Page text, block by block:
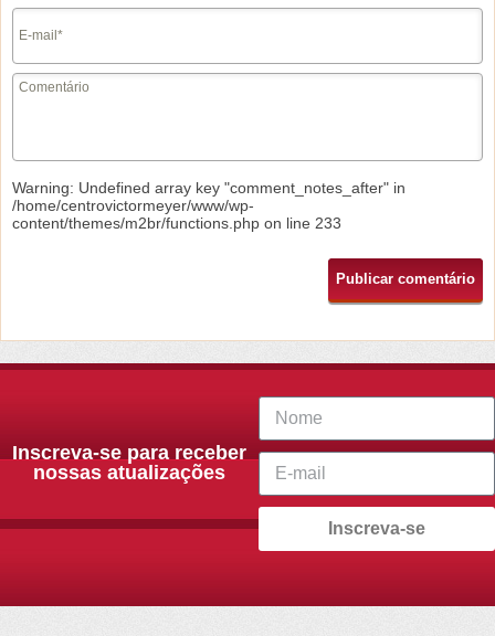
Warning: Undefined array key "comment_notes_after" in
/home/centrovictormeyer/www/wp-
content/themes/m2br/functions.php on line 233
Inscreva-se para receber
nossas atualizações
Inscreva-se